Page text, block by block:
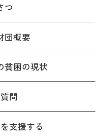
つ
団概要
貧困の現状
問
支援する